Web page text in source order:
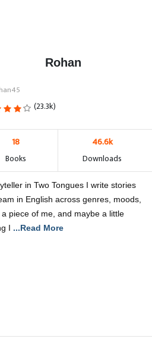
Rohan
(23.3k)
18
Books
46.6k
Downloads
in Two Tongues I write stories
in English across genres, moods,
piece of me, and maybe a little
I ...Read More